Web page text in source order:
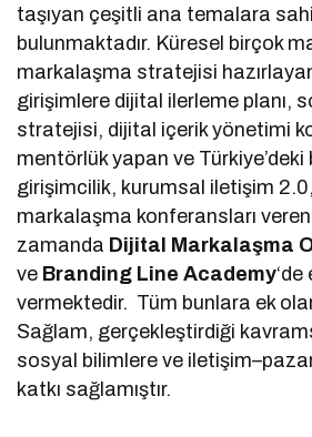
taşıyan çeşitli ana temalara
bulunmaktadır. Küresel birçok
markalaşma stratejisi
girişimlere dijital ilerleme planı,
stratejisi, dijital içerik yönetimi
mentörlük yapan ve
girişimcilik, kurumsal iletişim
markalaşma konferansları
zamanda Dijital Markalaşma
ve Branding Line Academy
vermektedir. Tüm bunlara ek
Sağlam, gerçekleştirdiği
sosyal bilimlere ve
katkı sağlamıştır.